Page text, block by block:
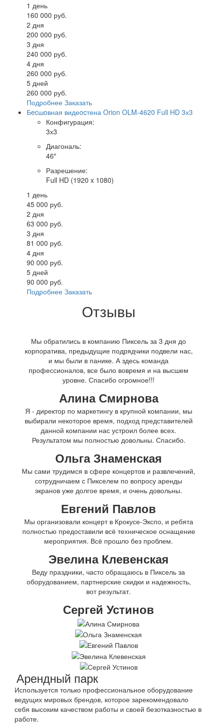
1 день
160 000 руб.
2 дня
200 000 руб.
3 дня
240 000 руб.
4 дня
260 000 руб.
5 дней
260 000 руб.
Подробнее Заказать
Бecшoвная видеocтена Orion OLM-4620 Full HD 3х3
Конфигурация:
3х3
Диагональ:
46″
Разрешение:
Full HD (1920 x 1080)
1 день
45 000 руб.
2 дня
63 000 руб.
3 дня
81 000 руб.
4 дня
90 000 руб.
5 дней
90 000 руб.
Подробнее Заказать
Отзывы
Мы обратились в компанию Пиксель за 3 дня до
корпоратива, предыдущие подрядчики подвели нас,
и мы были в панике. А здесь команда
профессионалов, все было вовремя и на высшем
уровне. Спасибо огромное!!!
Алина Смирнова
Я - директор по маркетингу в крупной компании, мы
выбирали некоторое время, подход представителей
данной компании нас устроил более всех.
Результатом мы полностью довольны. Спасибо.
Ольга Знаменская
Мы сами трудимся в сфере концертов и развлечений,
сотрудничаем с Пикселем по вопросу аренды
экранов уже долгое время, и очень довольны.
Евгений Павлов
Мы организовали концерт в Крокусе-Экспо, и ребята
полностью предоставили всё техническое оснащение
мероприятия. Всё прошло без проблем.
Эвелина Клевенская
Веду праздники, часто обращаюсь в Пиксель за
оборудованием, партнерские скидки и надежность,
вот результат.
Сергей Устинов
Арендный парк
Используется только профессиональное оборудование
ведущих мировых брендов, которое зарекомендовало
себя высоким качеством работы и своей безотказностью в
работе.